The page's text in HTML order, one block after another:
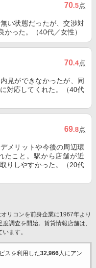
70.5点
い状態だったが、交渉対
った。（40代／女性）
70.4点
見ができなかったが、同
対応してくれた。（40代
69.8点
メリットや今後の周辺環
たこと。駅から店舗が近
りしやすかった。（20代
リコンを前身企業に1967年より
調査を開始。賃貸情報店舗は、
ます。
スを利用した32,966人にアン